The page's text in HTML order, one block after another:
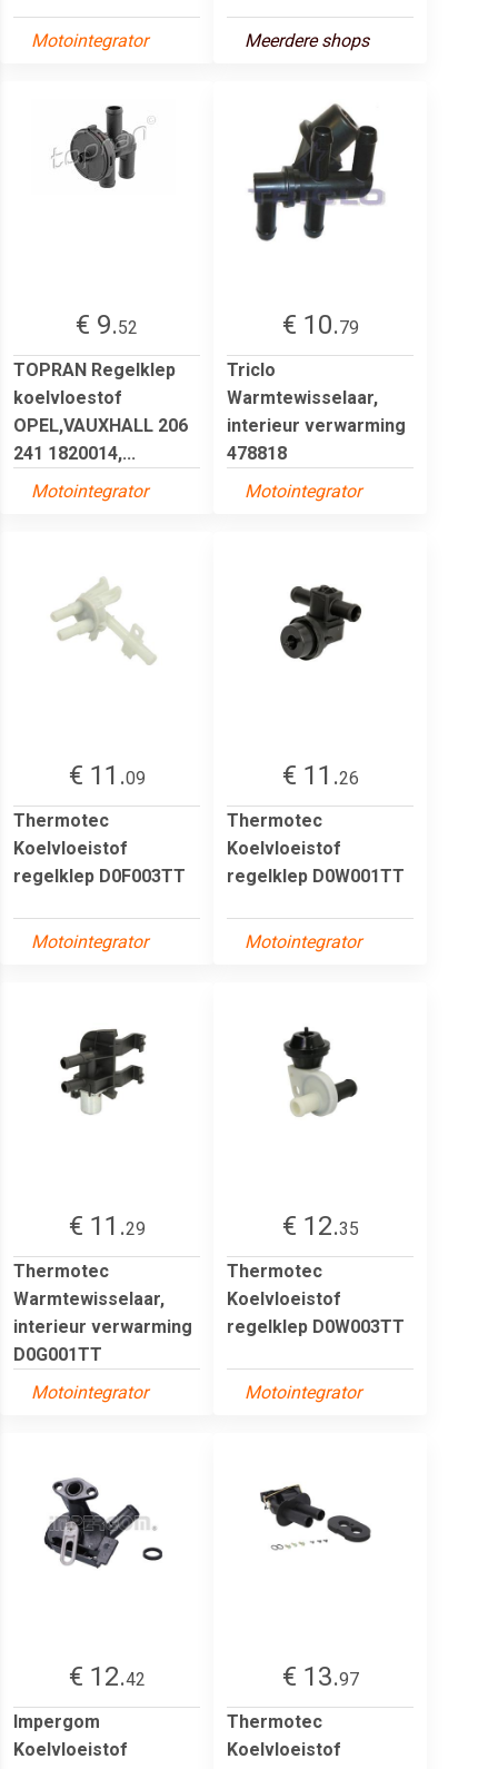
Motointegrator Meerdere shops
€ 9.52
TOPRAN Regelklep
koelvloestof
OPEL,VAUXHALL 206
241 1820014,...
Motointegrator
€ 10.79
Triclo
Warmtewisselaar,
interieur verwarming
478818
Motointegrator
€ 11.09
Thermotec
Koelvloeistof
regelklep D0F003TT
Motointegrator
€ 11.26
Thermotec
Koelvloeistof
regelklep D0W001TT
Motointegrator
€ 11.29
Thermotec
Warmtewisselaar,
interieur verwarming
D0G001TT
Motointegrator
€ 12.35
Thermotec
Koelvloeistof
regelklep D0W003TT
Motointegrator
€ 12.42
Impergom
Koelvloeistof
€ 13.97
Thermotec
Koelvloeistof